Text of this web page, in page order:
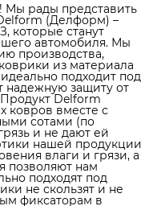
Мы рады представить
(Делформ) –
которые станут
автомобиля. Мы
производства,
из материала
подходит под
надежную защиту от
Delform
ковров вместе с
сотами (по
и не дают ей
нашей продукции
влаги и грязи, а
позволяют нам
подходят под
не скользят и не
фиксаторам в